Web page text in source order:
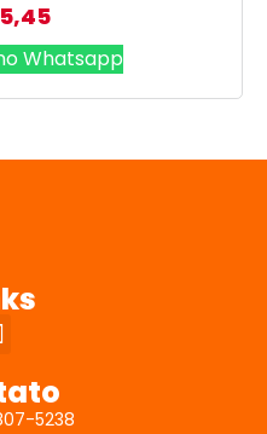
Whatsapp
5238